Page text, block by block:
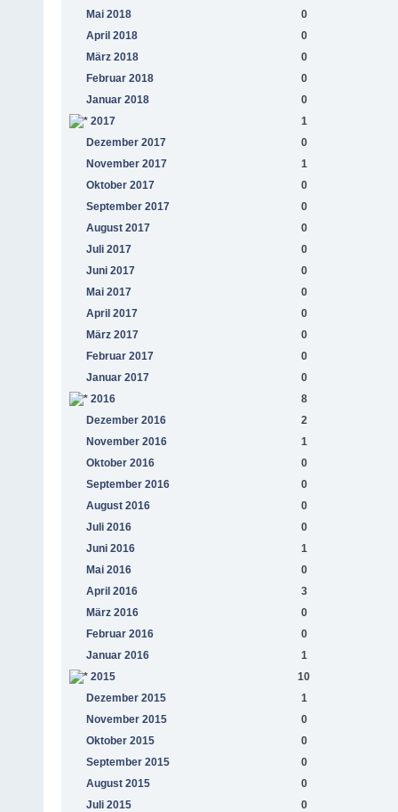
Mai 2018
0
April 2018
0
März 2018
0
Februar 2018
0
Januar 2018
0
2017
1
Dezember 2017
0
November 2017
1
Oktober 2017
0
September 2017
0
August 2017
0
Juli 2017
0
Juni 2017
0
Mai 2017
0
April 2017
0
März 2017
0
Februar 2017
0
Januar 2017
0
2016
8
Dezember 2016
2
November 2016
1
Oktober 2016
0
September 2016
0
August 2016
0
Juli 2016
0
Juni 2016
1
Mai 2016
0
April 2016
3
März 2016
0
Februar 2016
0
Januar 2016
1
2015
10
Dezember 2015
1
November 2015
0
Oktober 2015
0
September 2015
0
August 2015
0
Juli 2015
0